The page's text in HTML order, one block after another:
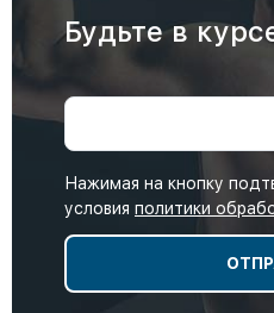
Будьте в
Нажимая на кнопку
условия политики